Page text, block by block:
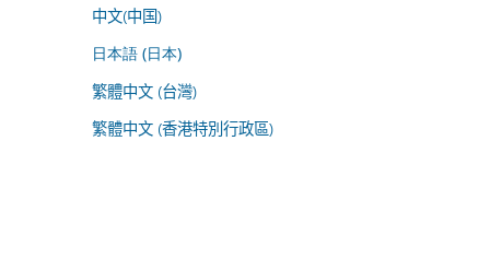
中文(中国)
日本語 (日本)
繁體中文 (台灣)
繁體中文 (香港特別行政區)